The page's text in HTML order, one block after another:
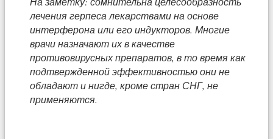
лечения герпеса лекарствами на основе
интерферона или его индукторов. Многие
врачи назначают их в качестве
противовирусных препаратов, в то время как
подтвержденной эффективностью они не
обладают и нигде, кроме стран СНГ, не
применяются.